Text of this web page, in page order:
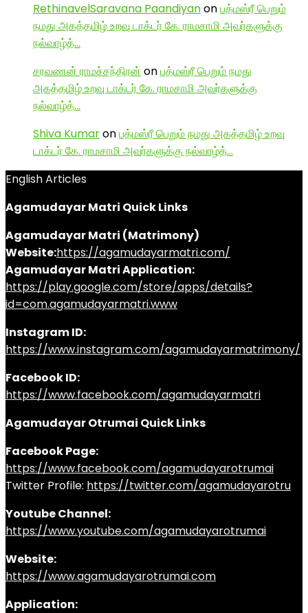
RethinavelSaravana Paandiyanonபத்மஸ்ரீ பெறும்
நமது அகத்தமிழ் உறவு டாக்டர் கே. ராமசாமி அவர்களுக்கு
நல்வாழ்த்…
சரவணன் ராமச்சந்திரன் onபத்மஸ்ரீ பெறும் நமது
அகத்தமிழ் உறவு டாக்டர் கே. ராமசாமி அவர்களுக்கு
நல்வாழ்த்…
Shiva Kumaronபத்மஸ்ரீ பெறும் நமது அகத்தமிழ் உறவு
டாக்டர் கே. ராமசாமி அவர்களுக்கு நல்வாழ்த்…
English Articles
Agamudayar Matri Quick Links
Agamudayar Matri (Matrimony)
Website:https://agamudayarmatri.com/
Agamudayar Matri Application:
https://play.google.com/store/apps/details?
id=com.agamudayarmatri.www
Instagram ID:
https://www.instagram.com/agamudayarmatrimony/
Facebook ID:
https://www.facebook.com/agamudayarmatri
Agamudayar Otrumai Quick Links
Facebook Page:
https://www.facebook.com/agamudayarotrumai
Twitter Profile: https://twitter.com/agamudayarotru
Youtube Channel:
https://www.youtube.com/agamudayarotrumai
Website:
https://www.agamudayarotrumai.com
Application: